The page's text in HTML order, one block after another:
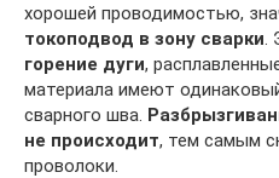
хорошей проводимостью,
токоподвод в зону сварки.
горение дуги,
материала имеют
сварного шва.
не происходит, тем самым
проволоки.